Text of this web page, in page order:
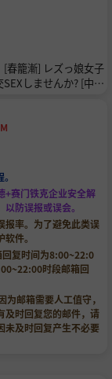
[春籠漸] レズっ娘女子
しませんか? [中国
赛门铁克企业安全解
防误报或误会。
率。为了避免此类误
件。
回复时间为8:00~22:0
时段邮箱回
邮箱需要人工值守，
及时回复您的邮件，请
未及时回复产生不必要